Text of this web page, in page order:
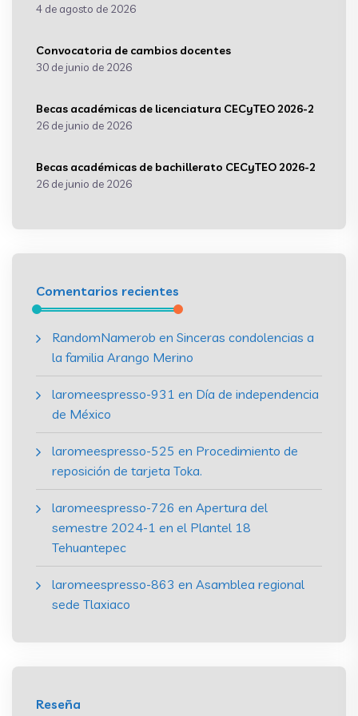
4 de agosto de 2026
Convocatoria de cambios docentes
30 de junio de 2026
Becas académicas de licenciatura CECyTEO 2026-2
26 de junio de 2026
Becas académicas de bachillerato CECyTEO 2026-2
26 de junio de 2026
Comentarios recientes
RandomNamerob en Sinceras condolencias a
la familia Arango Merino
laromeespresso-931 en Día de independencia
de México
laromeespresso-525 en Procedimiento de
reposición de tarjeta Toka.
laromeespresso-726 en Apertura del
semestre 2024-1 en el Plantel 18
Tehuantepec
laromeespresso-863 en Asamblea regional
sede Tlaxiaco
Reseña